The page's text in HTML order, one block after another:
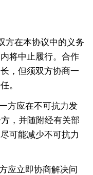
方在本协议中的义务
将中止履行。合作
，但须双方协商一
。
方应在不可抗力发
，并随附经有关部
可能减少不可抗力
应立即协商解决问